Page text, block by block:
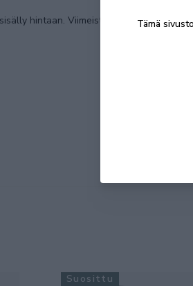
hintaan. Viimeistele vuode
Suosittu
Tämä